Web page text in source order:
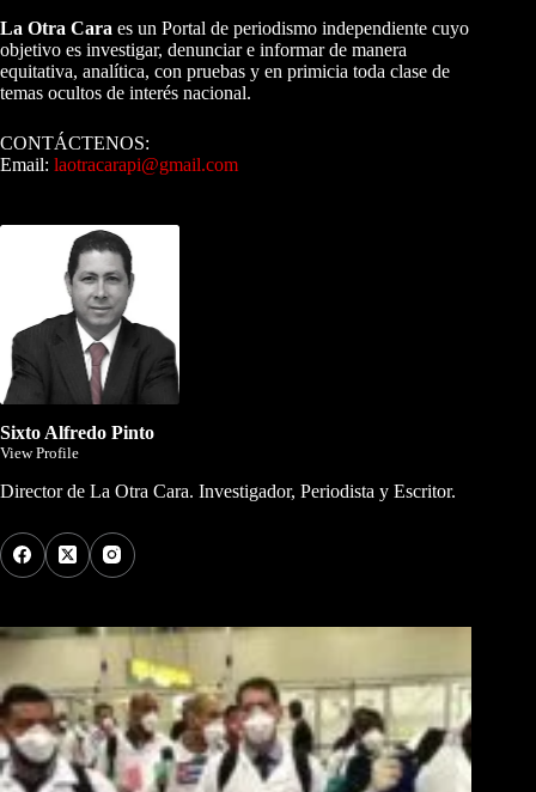
La Otra Cara es un Portal de periodismo independiente cuyo
objetivo es investigar, denunciar e informar de manera
equitativa, analítica, con pruebas y en primicia toda clase de
temas ocultos de interés nacional.
CONTÁCTENOS:
Email: laotracarapi@gmail.com
Sixto Alfredo Pinto
View Profile
Director de La Otra Cara. Investigador, Periodista y Escritor.